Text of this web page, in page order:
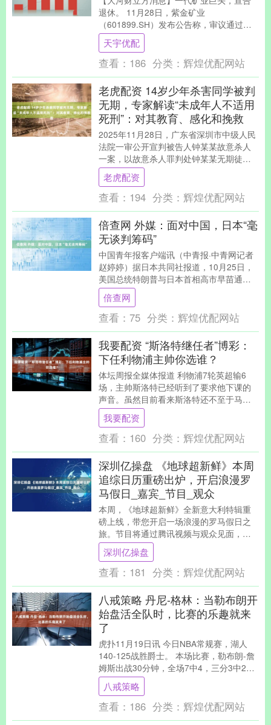
退休。 11月28日，紫金矿业
（601899.SH）发布公告称，审议通过
《关于拟聘任陈景河先生为公司终身荣誉
董事长的议案》。....
天宇优配
查看： 186 分类： 辉煌优配网站
老虎配资 14岁少年杀害同学被判
无期，专家解读“未成年人不适用
死刑”：对其教育、感化和挽救
2025年11月28日，广东省深圳市中级人民
法院一审公开宣判被告人钟某某故意杀人
一案，以故意杀人罪判处钟某某无期徒
刑，剥夺政治权利终身。 法院经审理查
明，被告人....
老虎配资
查看： 194 分类： 辉煌优配网站
倍查网 外媒：面对中国，日本“毫
无谈判筹码”
中国青年报客户端讯（中青报·中青网记者
赵婷婷）据日本共同社报道，10月25日，
美国总统特朗普与日本首相高市早苗通电
话。这是高市早苗发表涉台错误言论后与
特朗普的首....
倍查网
查看： 75 分类： 辉煌优配网站
我要配资 “斯洛特继任者”博彩：
下任利物浦主帅你选谁？
体坛周报全媒体报道 利物浦7轮英超输6
场，主帅斯洛特已经听到了要求他下课的
声音。虽然目前看来斯洛特还不至于马上
和红军分手，但一些博彩公司已经鼓噪起
来，开出了“下....
我要配资
查看： 160 分类： 辉煌优配网站
深圳亿操盘 《地球超新鲜》本周
追综日历重磅出炉，开启浪漫罗
马假日_嘉宾_节目_观众
本周，《地球超新鲜》全新意大利特辑重
磅上线，带您开启一场浪漫的罗马假日之
旅。节目将通过腾讯视频与观众见面，每
周日和周一12:00准时更新正片，VIP会员
可抢先一....
深圳亿操盘
查看： 181 分类： 辉煌优配网站
八戒策略 丹尼-格林：当勒布朗开
始盘活全队时，比赛的乐趣就来
了
虎扑11月19日讯 今日NBA常规赛，湖人
140-125战胜爵士。 本场比赛，勒布朗-詹
姆斯出战30分钟，全场7中4，三分3中2，
罚球4中1，得到11分3篮板1....
八戒策略
查看： 186 分类： 辉煌优配网站